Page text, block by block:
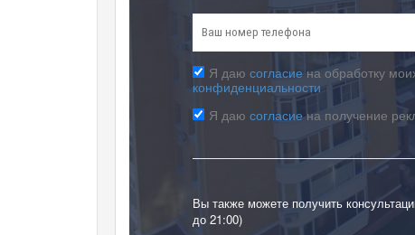
Я даю согласие на обработку
конфиденциальности
Я даю согласиена получение
Вы также можете получить
до 21:00)